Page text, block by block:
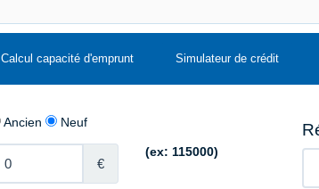
Calcul capacité d'emprunt Simulateur de crédit